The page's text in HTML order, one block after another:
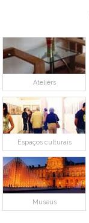
Ateliêrs
Espaços culturais
Museus